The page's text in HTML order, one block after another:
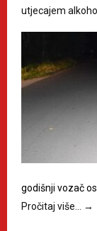
utjecajem
godišnji vozač
Pročitaj više… →